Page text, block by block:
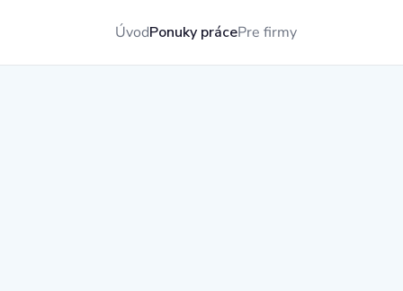
ÚvodPonuky prácePre firmy